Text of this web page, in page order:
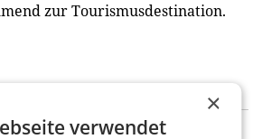
zur Tourismusdestination.
×
verwendet